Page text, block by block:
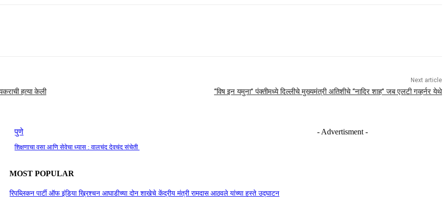
हत्या केली
Next article
“विष इन यमुना” पंक्तीमध्ये दिल्लीचे मुख्यमंत्री अतिशीचे “नादिर शाह” जब एलटी गव्हर्नर येथे
पुणे
शिक्षणाचा वसा आणि सेवेचा ध्यास : वालचंद देवचंद संचेती
- Advertisment -
MOST POPULAR
रिपब्लिकन पार्टी ऑफ इंडिया ख्रिश्चन आघाडीच्या दोन शाखेचे केंद्रीय मंत्री रामदास आठवले यांच्या हस्ते उद्घाटन